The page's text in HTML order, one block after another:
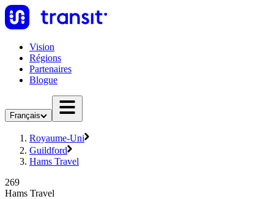
Vision
Régions
Partenaires
Blogue
Français
Royaume-Uni
Guildford
Hams Travel
269
Hams Travel